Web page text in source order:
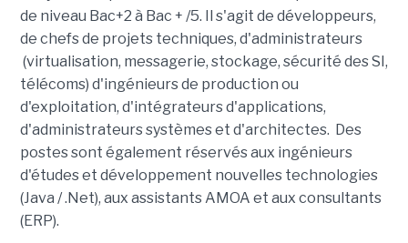
de niveau Bac+2 à Bac + /5. Il s'agit de développeurs,
de chefs de projets techniques, d'administrateurs
(virtualisation, messagerie, stockage, sécurité des SI,
télécoms) d'ingénieurs de production ou
d'exploitation, d'intégrateurs d'applications,
d'administrateurs systèmes et d'architectes. Des
postes sont également réservés aux ingénieurs
d'études et développement nouvelles technologies
(Java / .Net), aux assistants AMOA et aux consultants
(ERP).